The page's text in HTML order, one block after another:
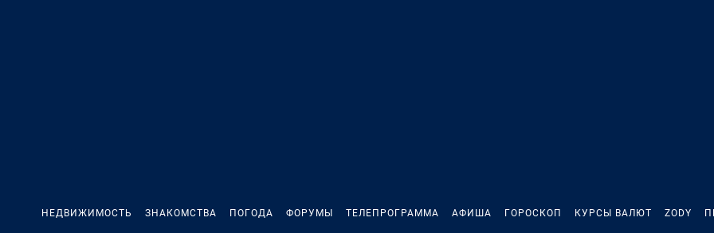
НЕДВИЖИМОСТЬ ЗНАКОМСТВА ПОГОДА ФОРУМЫ ТЕЛЕПРОГРАММА АФИША ГОРОСКОП КУРСЫ ВАЛЮТ ZODY